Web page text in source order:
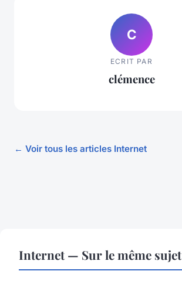
C
ECRIT PAR
clémence
← Voir tous les articles Internet
Internet — Sur le même sujet